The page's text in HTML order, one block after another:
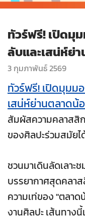
ทัวร์ฟรี! เปิดมุ
ลับและเสน่ห์ย่
3 กุมภาพันธ์ 2569
ทัวร์ฟรี! เปิดมุมม
เสน่ห์ย่านตลาดน้
สัมผัสความคลาสสิ
ของศิลปะร่วมสมัยไ
ชวนมาเดินลัดเลาะ
บรรยากาศสุดคลา
ความเท่ของ "ตลา
งานศิลปะ เส้นทาง